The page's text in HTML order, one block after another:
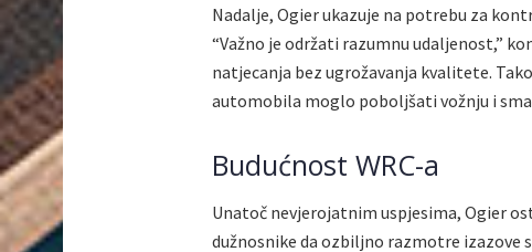
Nadalje, Ogier ukazuje na potrebu za
“Važno je održati razumnu udaljenost,”
natjecanja bez ugrožavanja kvalitete.
automobila moglo poboljšati vožnju i
Budućnost WRC-a
Unatoč nevjerojatnim uspjesima, Ogier
dužnosnike da ozbiljno razmotre izazove